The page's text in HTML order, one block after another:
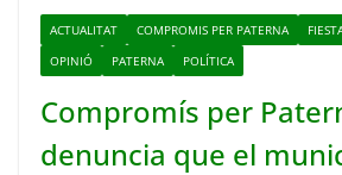
ACTUALITAT COMPROMIS PER PATERNA
OPINIÓ
PATERNA POLÍTICA
Compromís per
denuncia que el